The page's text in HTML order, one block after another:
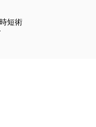
短術